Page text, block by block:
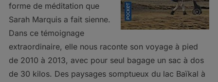
forme de méditation que
Sarah Marquis a fait sienne.
Dans ce témoignage
extraordinaire, elle nous raconte son voyage à pied
de 2010 à 2013, avec pour seul bagage un sac à dos
de 30 kilos. Des paysages somptueux du lac Baïkal à